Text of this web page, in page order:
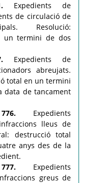
Expedients de
de circulació de
Resolució:
un termini de dos
Expedients de
abreujats.
total en un termini
data de tancament
Expedients
lleus de
destrucció total
anys des de la
Expedients
greus de